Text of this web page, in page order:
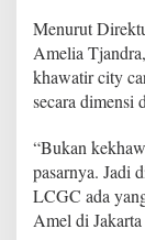
Menurut
Amelia
khawatir city
secara dimensi
“Bukan
pasarnya. Jadi
LCGC ada
Amel di